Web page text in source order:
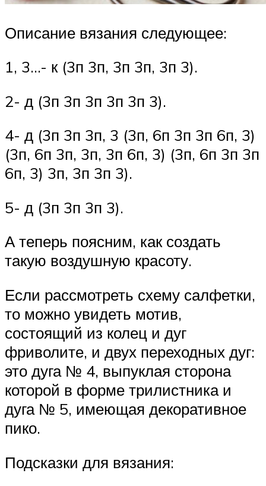
Описание вязания следующее:
1, 3…- к (3п 3п, 3п 3п, 3п 3).
2- д (3п 3п 3п 3п 3п 3).
4- д (3п 3п 3п, 3 (3п, 6п 3п 3п 6п, 3)
(3п, 6п 3п, 3п, 3п 6п, 3) (3п, 6п 3п 3п
6п, 3) 3п, 3п 3п 3).
5- д (3п 3п 3п 3).
А теперь поясним, как создать
такую воздушную красоту.
Если рассмотреть схему салфетки,
то можно увидеть мотив,
состоящий из колец и дуг
фриволите, и двух переходных дуг:
это дуга № 4, выпуклая сторона
которой в форме трилистника и
дуга № 5, имеющая декоративное
пико.
Подсказки для вязания: